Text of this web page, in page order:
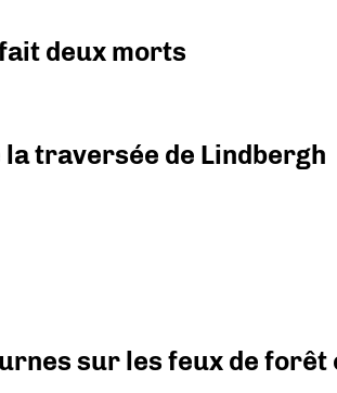
deux morts
traversée de Lindbergh
sur les feux de forêt